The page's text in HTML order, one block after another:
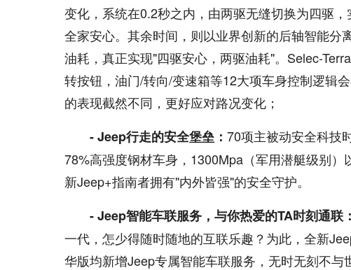
变化，系统在0.2秒之内，由两驱无缝切换为四驱
全家安心。其余时间，则以业界创新的后轴智能
油耗，真正实现"四驱安心，两驱油耗"。Selec-
转按钮，油门/转向/变速箱等12大项车身控制逻辑
的表现截然不同，更好应对路况变化；
- Jeep行走的安全堡垒： 70项主被动安全科技
78%高强度钢材车身，1300Mpa（军用潜艇级别
新Jeep+指南者拥有"内外皆强"的安全守护。
- Jeep智能车联服务，与你热爱的TA时刻通联：
一代，怎少得随时随地的互联乐趣？为此，全新
华版均新增Jeep专属智能车联服务，无时无刻不与